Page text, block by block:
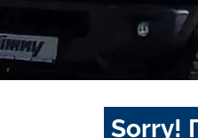
Sorry!